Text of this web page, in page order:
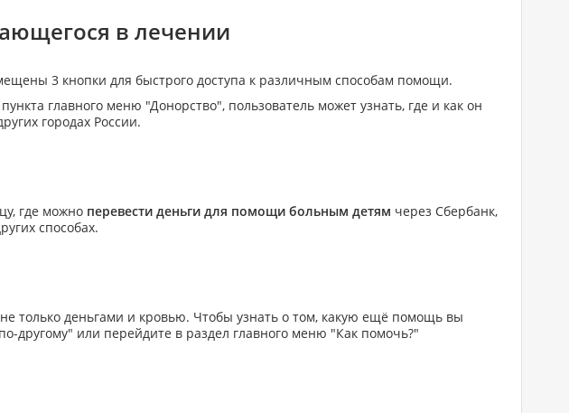
в лечении
3 кнопки для быстрого доступа к различным способам помощи.
главного меню "Донорство", пользователь может узнать, где и как он
городах России.
где можно перевести деньги для помощи больным детям через Сбербанк,
способах.
только деньгами и кровью. Чтобы узнать о том, какую ещё помощь вы
другому" или перейдите в раздел главного меню "Как помочь?"